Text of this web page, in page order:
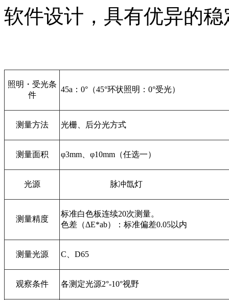
软件设计，具有优异的
照明・受光条
件
45a：0°（45°环状照明：0°受光）
测量方法 光栅、后分光方式
测量面积 φ3mm、φ10mm（任选一）
光源 脉冲氙灯
测量精度
标准白色板连续20次测量。
色差（ΔE*ab）：标准偏差0.05以内
测量光源 C、D65
观察条件 各测定光源2°-10°视野